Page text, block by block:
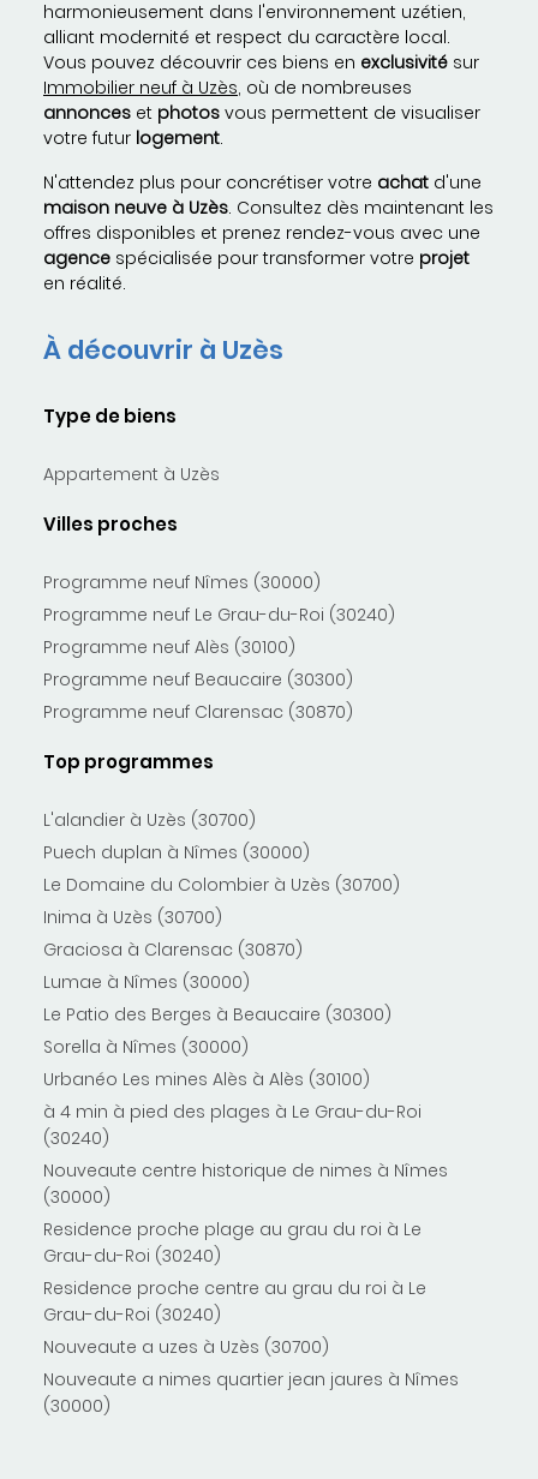
harmonieusement dans l'environnement uzétien,
alliant modernité et respect du caractère local.
Vous pouvez découvrir ces biens en exclusivité sur
Immobilier neuf à Uzès, où de nombreuses
annonces et photos vous permettent de visualiser
votre futur logement.
N'attendez plus pour concrétiser votre achat d'une
maison neuve à Uzès. Consultez dès maintenant les
offres disponibles et prenez rendez-vous avec une
agence spécialisée pour transformer votre projet
en réalité.
À découvrir à Uzès
Type de biens
Appartement à Uzès
Villes proches
Programme neuf Nîmes (30000)
Programme neuf Le Grau-du-Roi (30240)
Programme neuf Alès (30100)
Programme neuf Beaucaire (30300)
Programme neuf Clarensac (30870)
Top programmes
L'alandier à Uzès (30700)
Puech duplan à Nîmes (30000)
Le Domaine du Colombier à Uzès (30700)
Inima à Uzès (30700)
Graciosa à Clarensac (30870)
Lumae à Nîmes (30000)
Le Patio des Berges à Beaucaire (30300)
Sorella à Nîmes (30000)
Urbanéo Les mines Alès à Alès (30100)
à 4 min à pied des plages à Le Grau-du-Roi
(30240)
Nouveaute centre historique de nimes à Nîmes
(30000)
Residence proche plage au grau du roi à Le
Grau-du-Roi (30240)
Residence proche centre au grau du roi à Le
Grau-du-Roi (30240)
Nouveaute a uzes à Uzès (30700)
Nouveaute a nimes quartier jean jaures à Nîmes
(30000)